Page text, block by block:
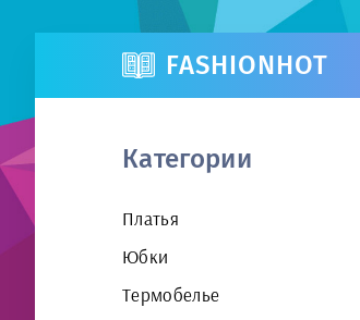
FASHIONHOT
Категории
Платья
Юбки
Термобелье